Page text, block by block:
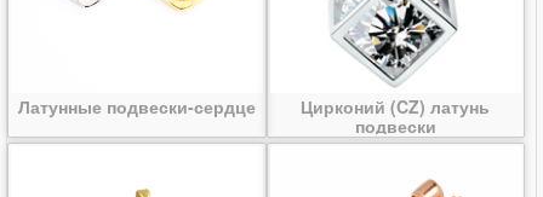
Латунные подвески-сердце
Цирконий (CZ) латунь
подвески